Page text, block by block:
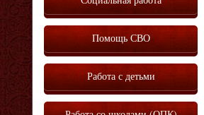
Помощь СВО
Работа с детьми